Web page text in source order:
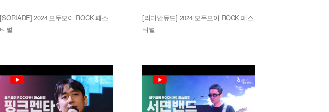
[SORIADE] 2024 모두모여 ROCK 페스
티벌
[리디안듀드] 2024 모두모여 ROCK 페스
티벌